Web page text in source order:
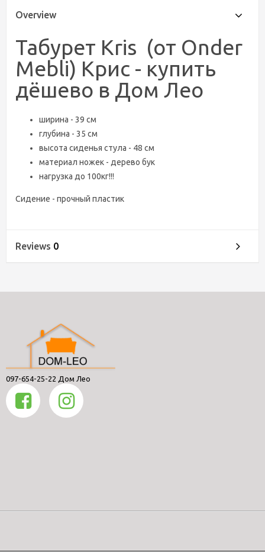
Overview
Табурет Kris (от Onder
Mebli) Крис - купить
дёшево в Дом Лео
ширина - 39 см
глубина - 35 см
высота сиденья стула - 48 см
материал ножек - дерево бук
нагрузка до 100кг!!!
Сидение - прочный пластик
Reviews 0
097-654-25-22 Дом Лео